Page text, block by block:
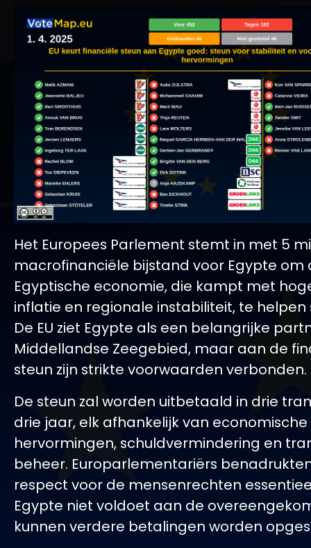
Het Europees Parlement stemt in met 5
macrofinanciële bijstand voor Egypte om
Egyptische economie, die kampt met
inflatie en regionale instabiliteit, te helpen
De EU ziet Egypte als een belangrijke
Middellandse Zeegebied, maar aan de
steun zijn strikte voorwaarden verbonden.
De steun zal worden uitbetaald in drie
drie jaar, elk afhankelijk van economische
hervormingen, schuldvermindering en
beheer. Europarlementariërs
respect voor de mensenrechten
Egypte niet voldoet aan de
kunnen verdere betalingen worden